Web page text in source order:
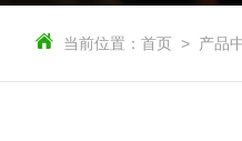
当前位置： 首页 产品